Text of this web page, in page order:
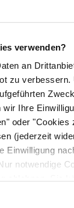
verwenden?
an
zu
wir Ihre
oder "Cookies
(jederzeit
Einwilligung
notwendige
versetzt
die
und auf
ihre Wirkung
durchsetzt.